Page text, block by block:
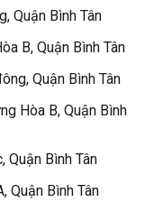
Quận Bình Tân
B, Quận Bình Tân
Quận Bình Tân
Hòa B, Quận Bình
Quận Bình Tân
Quận Bình Tân